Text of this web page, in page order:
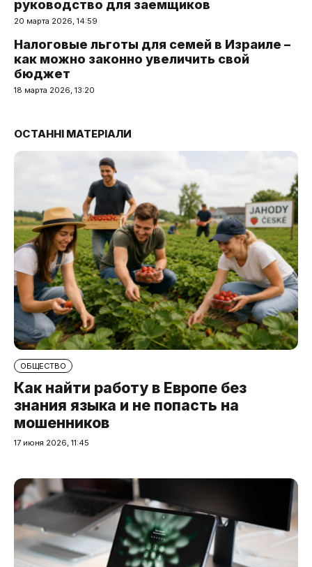
руководство для заемщиков
20 марта 2026, 14:59
Налоговые льготы для семей в Израиле –
как можно законно увеличить свой
бюджет
18 марта 2026, 13:20
ОСТАННІ МАТЕРІАЛИ
ОБЩЕСТВО
Как найти работу в Европе без
знания языка и не попасть на
мошенников
17 июня 2026, 11:45